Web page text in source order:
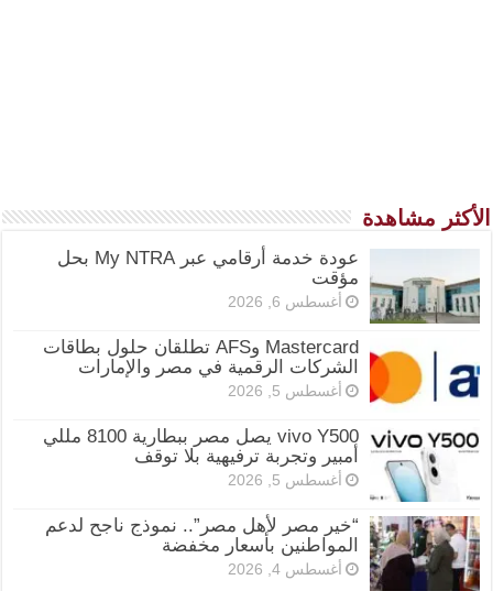
الأكثر مشاهدة
عودة خدمة أرقامي عبر My NTRA بحل
مؤقت
أغسطس 6, 2026
Mastercard وAFS تطلقان حلول بطاقات
الشركات الرقمية في مصر والإمارات
أغسطس 5, 2026
vivo Y500 يصل مصر ببطارية 8100 مللي
أمبير وتجربة ترفيهية بلا توقف
أغسطس 5, 2026
“خير مصر لأهل مصر”.. نموذج ناجح لدعم
المواطنين بأسعار مخفضة
أغسطس 4, 2026